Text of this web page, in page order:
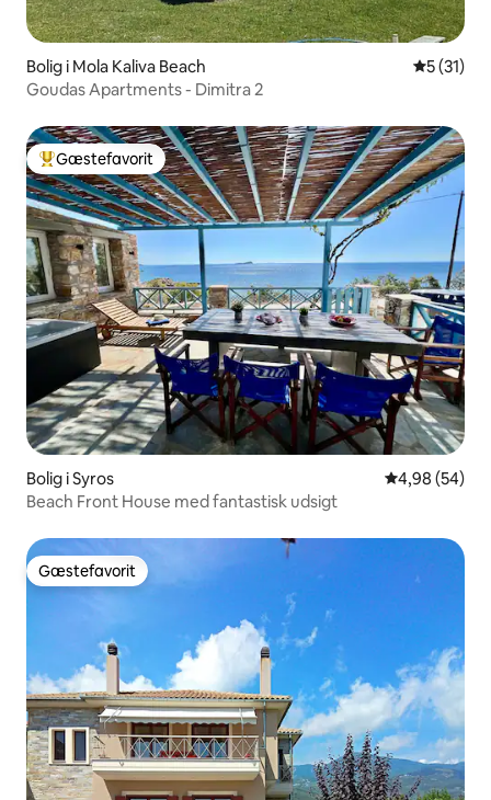
Bolig i Mola Kaliva Beach 5 ud af 5
5 (31)
Goudas Apartments - Dimitra 2
Bedste gæstefavorit
Gæstefavorit
Bolig i Syros 4,98 ud af 5 i
4,98 (54)
Beach Front House med fantastisk udsigt
Gæstefavorit
Gæstefavorit